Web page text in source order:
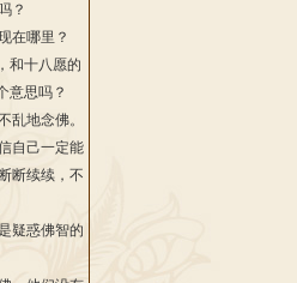
？
在哪里？
和十八愿的
意思吗？
乱地念佛。
自己一定能
断续续，不
疑惑佛智的